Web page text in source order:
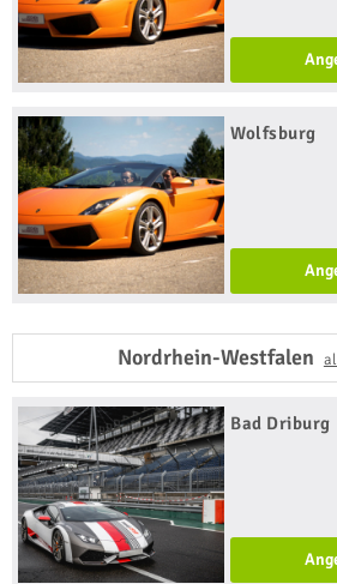
Wolfsburg
Nordrhein-Westfalen
Bad Driburg